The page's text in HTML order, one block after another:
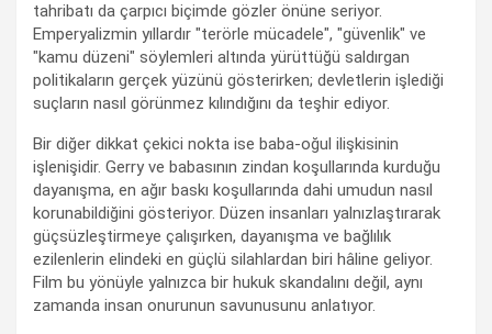
tahribatı da çarpıcı biçimde gözler önüne seriyor.
Emperyalizmin yıllardır "terörle mücadele", "güvenlik" ve
"kamu düzeni" söylemleri altında yürüttüğü saldırgan
politikaların gerçek yüzünü gösterirken; devletlerin işlediği
suçların nasıl görünmez kılındığını da teşhir ediyor.
Bir diğer dikkat çekici nokta ise baba-oğul ilişkisinin
işlenişidir. Gerry ve babasının zindan koşullarında kurduğu
dayanışma, en ağır baskı koşullarında dahi umudun nasıl
korunabildiğini gösteriyor. Düzen insanları yalnızlaştırarak
güçsüzleştirmeye çalışırken, dayanışma ve bağlılık
ezilenlerin elindeki en güçlü silahlardan biri hâline geliyor.
Film bu yönüyle yalnızca bir hukuk skandalını değil, aynı
zamanda insan onurunun savunusunu anlatıyor.